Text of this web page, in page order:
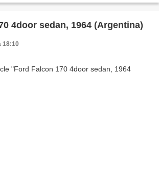
4door sedan, 1964 (Argentina)
18:10